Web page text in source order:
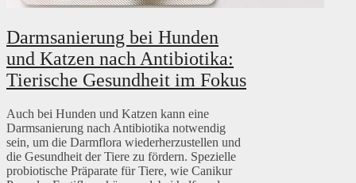
Darmsanierung bei Hunden
und Katzen nach Antibiotika:
Tierische Gesundheit im Fokus
Auch bei Hunden und Katzen kann eine
Darmsanierung nach Antibiotika notwendig
sein, um die Darmflora wiederherzustellen und
die Gesundheit der Tiere zu fördern. Spezielle
probiotische Präparate für Tiere, wie Canikur